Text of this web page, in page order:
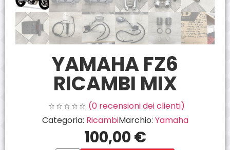
YAMAHA FZ6
RICAMBI MIX
(0recensioni dei clienti)
Categoria: RicambiMarchio: Yamaha
100,00 €